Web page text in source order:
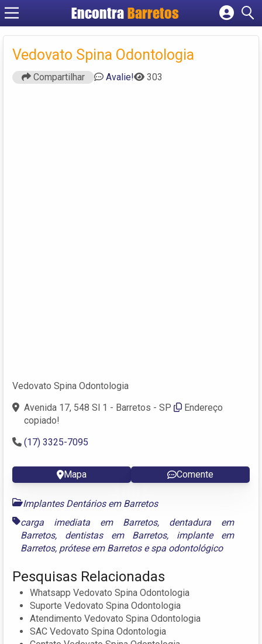
Encontra Barretos
Cadastrar empresa
Criar conta
Vedovato Spina Odontologia
Compartilhar Avalie! 303
Vedovato Spina Odontologia
Avenida 17, 548 Sl 1 - Barretos - SP
Endereço
copiado!
(17) 3325-7095
Mapa Comente
Implantes Dentários em Barretos
carga imediata em Barretos, dentadura em
Barretos, dentistas em Barretos, implante em
Barretos, prótese em Barretosespa odontológico
Pesquisas Relacionadas
Whatsapp Vedovato Spina Odontologia
Suporte Vedovato Spina Odontologia
Atendimento Vedovato Spina Odontologia
SAC Vedovato Spina Odontologia